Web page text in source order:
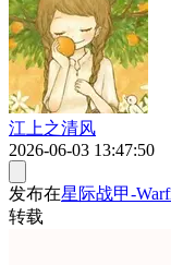
江上之清风
2026-06-03 13:47:50
发布在星际战甲-
转载